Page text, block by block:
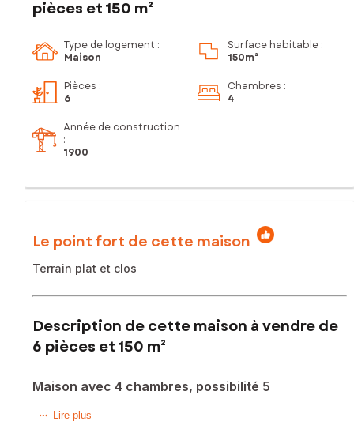
pièces et 150 m²
Type de logement :
Maison
Surface habitable :
150m²
Pièces :
6
Chambres :
4
Année de construction
:
1900
Le point fort de cette maison
Terrain plat et clos
Description de cette maison à vendre de
6 pièces et 150 m²
Maison avec 4 chambres, possibilité 5
Trop tard, sous offre
Lire plus